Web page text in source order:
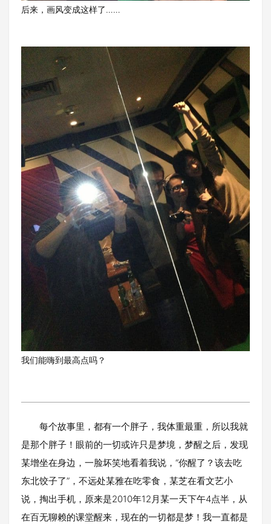
后来，画风变成这样了……
我们能嗨到最高点吗？
每个故事里，都有一个胖子，我体重最重，所以我就
是那个胖子！眼前的一切或许只是梦境，梦醒之后，发现
某增坐在身边，一脸坏笑地看着我说，“你醒了？该去吃
东北饺子了”，不远处某雅在吃零食，某芝在看文艺小
说，掏出手机，原来是2010年12月某一天下午4点半，从
在百无聊赖的课堂醒来，现在的一切都是梦！我一直都是